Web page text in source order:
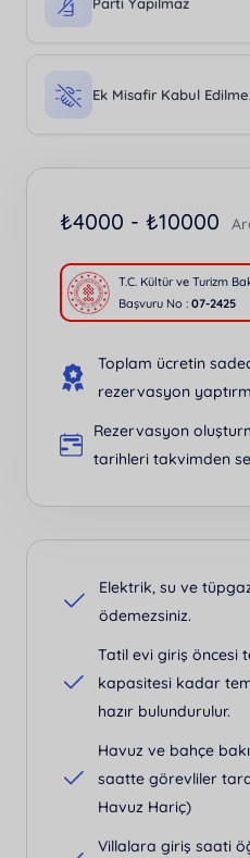
Parti Yapılmaz
Ek Misafir Kabul
₺4000 - ₺10000
T.C. Kültür ve Turizm
Başvuru No :07-2425
Toplam ücretin
rezervasyon
Rezervasyon
tarihleri takvimden
Elektrik, su ve
ödemezsiniz.
Tatil evi giriş öncesi
kapasitesi kadar
hazır bulundurulur.
Havuz ve bahçe
saatte görevliler
Havuz Hariç)
Villalara giriş saati